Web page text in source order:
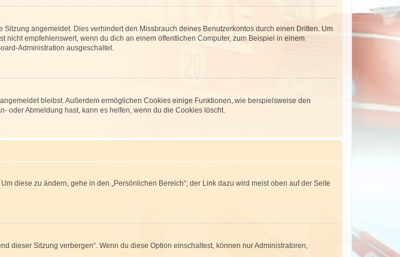
angemeldet. Dies verhindert den Missbrauch deines Benutzerkontos durch einen Dritten. Um
empfehlenswert, wenn du dich an einem öffentlichen Computer, zum Beispiel in einem
Administration ausgeschaltet.
bleibst. Außerdem ermöglichen Cookies einige Funktionen, wie beispielsweise den
oder Abmeldung hast, kann es helfen, wenn du die Cookies löscht.
diese zu ändern, gehe in den „Persönlichen Bereich“; der Link dazu wird meist oben auf der Seite
dieser Sitzung verbergen“. Wenn du diese Option einschaltest, können nur Administratoren,